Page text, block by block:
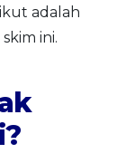
adalah
ini.